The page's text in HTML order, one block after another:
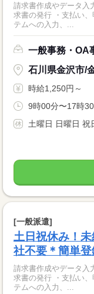
請求書作成やデータ入力
求書の発行 ・支払い
テムへの入力、...
一般事務・OA
石川県金沢市/
時給1,250円～
9時00分〜17時
土曜日 日曜日 祝
[一般派遣]
土日祝休み！
社不要＊簡単登
請求書作成やデータ入力
求書の発行 ・支払い
テムへの入力、...